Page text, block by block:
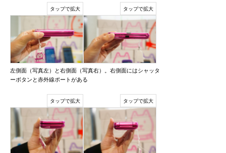
左側面（写真左）と右側面（写真右）。右側面にはシャッタ
ーボタンと赤外線ポートがある